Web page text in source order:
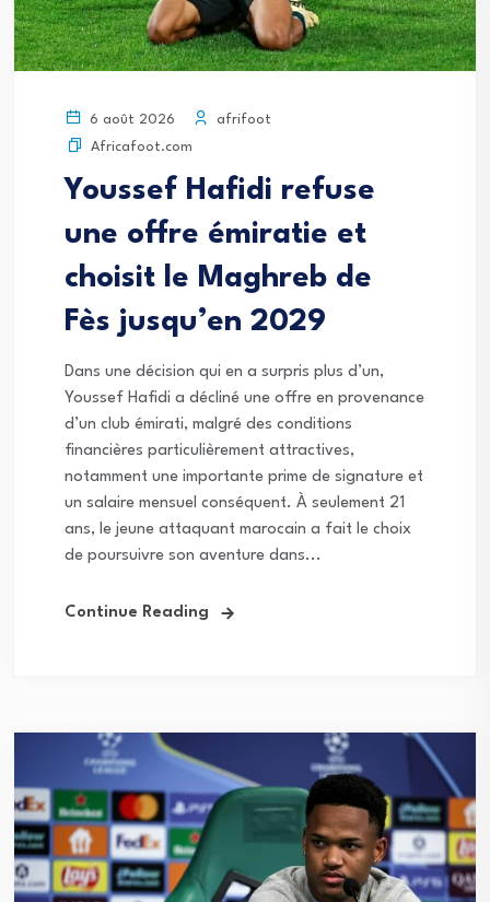
6 août 2026
afrifoot
Africafoot.com
Youssef Hafidi refuse
une offre émiratie et
choisit le Maghreb de
Fès jusqu’en 2029
Dans une décision qui en a surpris plus d’un,
Youssef Hafidi a décliné une offre en provenance
d’un club émirati, malgré des conditions
financières particulièrement attractives,
notamment une importante prime de signature et
un salaire mensuel conséquent. À seulement 21
ans, le jeune attaquant marocain a fait le choix
de poursuivre son aventure dans...
Continue Reading